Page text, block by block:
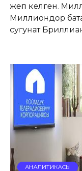
жеп келген.
Миллиондор
сугунат
АНАЛИТИКАСЫ